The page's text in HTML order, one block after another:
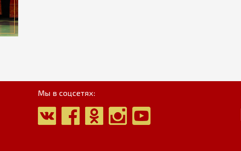
Мы в соцсетях: